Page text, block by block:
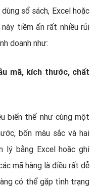
sổ sách, Excel hoặc
tiềm ẩn rất nhiều rủi
doanh như:
mã, kích thước, chất
biến thể như cùng một
bốn màu sắc và hai
lý bằng Excel hoặc ghi
mã hàng là điều rất dễ
có thể gặp tình trạng